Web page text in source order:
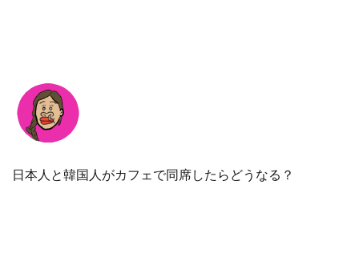
日本人と韓国人がカフェで同席したらどうなる？